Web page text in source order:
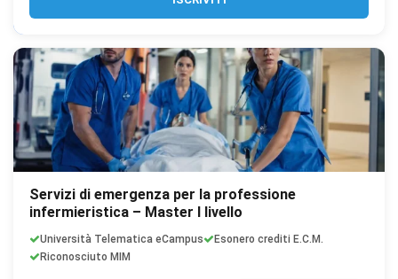
Servizi di emergenza per la professione
infermieristica – Master I livello
Università Telematica eCampus
Esonero crediti E.C.M.
Riconosciuto MIM